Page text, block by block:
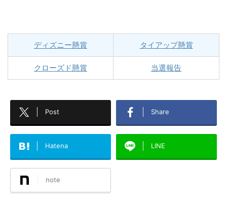
ディズニー懸賞 タイアップ懸賞
クローズド懸賞 当選報告
Post Share
Hatena LINE
note